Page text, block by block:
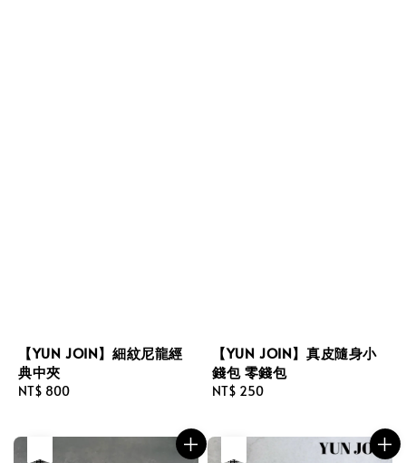
【YUN JOIN】細紋尼龍經
典中夾
Regular
NT$ 800
【YUN JOIN】真皮隨身小
錢包 零錢包
Regular
NT$ 250